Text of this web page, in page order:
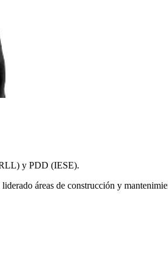
y PDD (IESE).
áreas de construcción y